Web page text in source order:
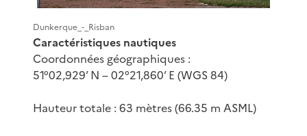
Dunkerque_-_Risban
Caractéristiques nautiques
Coordonnées géographiques :
51°02,929’ N – 02°21,860’ E (WGS 84)
Hauteur totale : 63 mètres (66.35 m ASML)